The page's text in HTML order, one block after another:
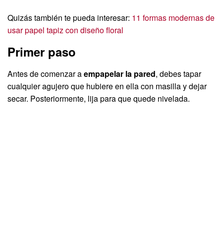
Quizás también te pueda interesar: 11 formas modernas de
usar papel tapiz con diseño floral
Primer paso
Antes de comenzar aempapelar la pared, debes tapar
cualquier agujero que hubiere en ella con masilla y dejar
secar. Posteriormente, lija para que quede nivelada.